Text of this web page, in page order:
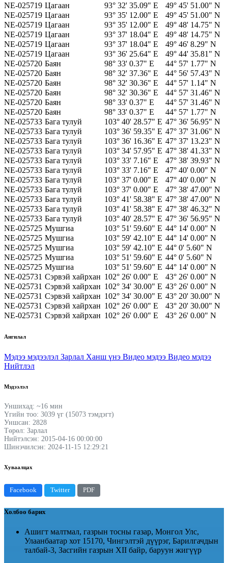
NE-025719 Цагаан 93° 32' 35.09" E
49° 45' 51.00" N
NE-025719 Цагаан 93° 35' 12.00" E
49° 45' 51.00" N
NE-025719 Цагаан 93° 35' 12.00" E
49° 48' 14.75" N
NE-025719 Цагаан 93° 37' 18.04" E
49° 48' 14.75" N
NE-025719 Цагаан 93° 37' 18.04" E
49° 46' 8.29" N
NE-025719 Цагаан 93° 36' 25.64" E
49° 44' 35.81" N
NE-025720 Баян 98° 33' 0.37" E
44° 57' 1.77" N
NE-025720 Баян 98° 32' 37.36" E
44° 56' 57.43" N
NE-025720 Баян 98° 32' 30.36" E
44° 57' 1.14" N
NE-025720 Баян 98° 32' 30.36" E
44° 57' 31.46" N
NE-025720 Баян 98° 33' 0.37" E
44° 57' 31.46" N
NE-025720 Баян 98° 33' 0.37" E
44° 57' 1.77" N
NE-025733 Бага тулуй 103° 40' 28.57" E 47° 36' 56.95" N
NE-025733 Бага тулуй 103° 36' 59.35" E 47° 37' 31.06" N
NE-025733 Бага тулуй 103° 36' 16.36" E 47° 37' 13.23" N
NE-025733 Бага тулуй 103° 34' 57.95" E 47° 38' 41.33" N
NE-025733 Бага тулуй 103° 33' 7.16" E
47° 38' 39.93" N
NE-025733 Бага тулуй 103° 33' 7.16" E
47° 40' 0.00" N
NE-025733 Бага тулуй 103° 37' 0.00" E
47° 40' 0.00" N
NE-025733 Бага тулуй 103° 37' 0.00" E
47° 38' 47.00" N
NE-025733 Бага тулуй 103° 41' 58.38" E 47° 38' 47.00" N
NE-025733 Бага тулуй 103° 41' 58.38" E 47° 38' 46.32" N
NE-025733 Бага тулуй 103° 40' 28.57" E 47° 36' 56.95" N
NE-025725 Мушгиа 103° 51' 59.60" E 44° 14' 0.00" N
NE-025725 Мушгиа 103° 59' 42.10" E 44° 14' 0.00" N
NE-025725 Мушгиа 103° 59' 42.10" E 44° 0' 5.60" N
NE-025725 Мушгиа 103° 51' 59.60" E 44° 0' 5.60" N
NE-025725 Мушгиа 103° 51' 59.60" E 44° 14' 0.00" N
NE-025731 Сэрвэй хайрхан 102° 26' 0.00" E
43° 26' 0.00" N
NE-025731 Сэрвэй хайрхан 102° 34' 30.00" E 43° 26' 0.00" N
NE-025731 Сэрвэй хайрхан 102° 34' 30.00" E 43° 20' 30.00" N
NE-025731 Сэрвэй хайрхан 102° 26' 0.00" E
43° 20' 30.00" N
NE-025731 Сэрвэй хайрхан 102° 26' 0.00" E 43° 26' 0.00" N
Ангилал
Мэдээ мэдээлэл Зарлал Ханш үнэ Видео мэдээ Видео мэдээ
Нийтлэл
Мэдээлэл
Уншихад: ~16 мин
Үгийн тоо: 3039 үг (15073 тэмдэгт)
Уншсан: 2828
Төрөл: Зарлал
Нийтэлсэн: 2015-04-16 00:00:00
Шинэчилсэн: 2024-11-15 12:29:21
Хуваалцах
Facebook Twitter PDF
Холбоо барих
Ашигт малтмал, газрын тосны газар, Монгол Улс,
Улаанбаатар хот 15170, Чингэлтэй дүүрэг, Барилгачдын
талбай-3, Засгийн газрын XII байр, баруун жигүүр